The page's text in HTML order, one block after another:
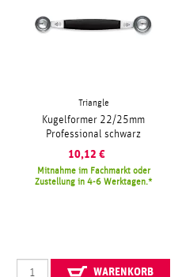
Triangle
Kugelformer 22/25mm
Professional schwarz
10,12 €
Mitnahme im Fachmarkt oder
Zustellung in 4-6 Werktagen.
WARENKORB